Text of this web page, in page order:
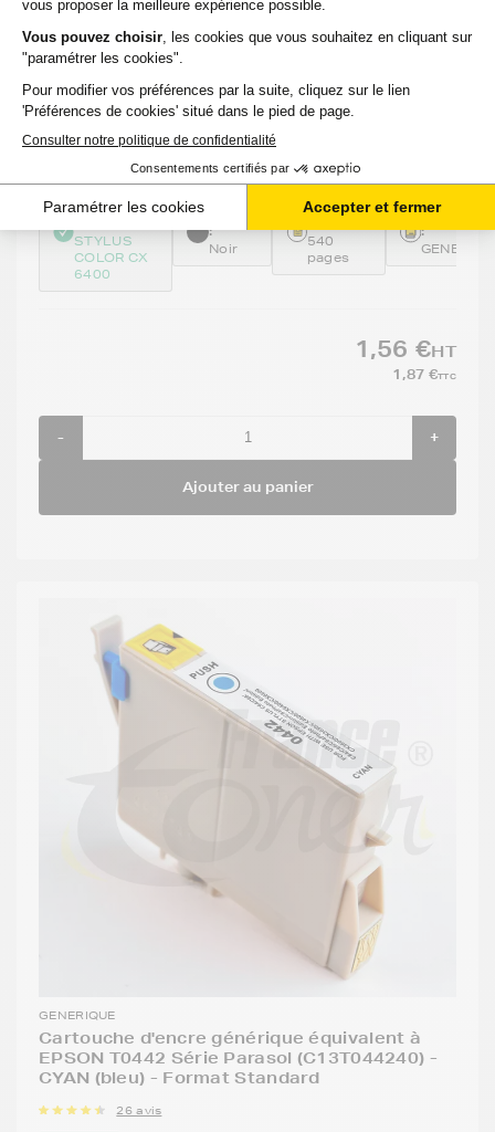
Cartouche d'encre générique équivalent à
EPSON T0441 Série Parasol (C13T044140) -
NOIR - Format Standard
81 avis
EN STOCK Voir le produit
Compatible
:
STYLUS
COLOR CX
6400
:
Noir
Capacité
540
pages
:
GENE441
1,56 €HT
1,87 €TTC
- +
Ajouter au panier
GENERIQUE
Cartouche d'encre générique équivalent à
EPSON T0442 Série Parasol (C13T044240) -
CYAN (bleu) - Format Standard
26 avis